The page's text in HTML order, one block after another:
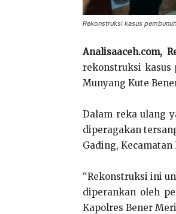
Rekonstruksi kasus
Analisaaceh.com,
rekonstruksi kasus
Munyang Kute
Dalam reka ulang
diperagakan
Gading,
“Rekonstruksi ini
diperankan oleh
Kapolres Bener